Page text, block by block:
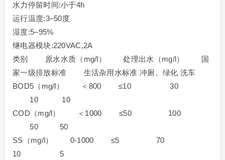
水力停留时间:小于4h
运行温度:3–50度
湿度:5–95%
继电器模块:220VAC,2A
类别 原水水质（mg/l） 处理出水（mg/l） 国
家一级排放标准 生活杂用水标准 冲厕、绿化 洗车
BOD5（mg/l） ＜800 ≤10 30
10 10
COD（mg/l） ＜1000 ≤50 100
50 50
SS（mg/l） 0-1000 ≤5 70
10 5